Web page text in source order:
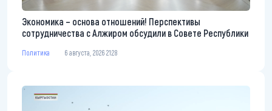
Экономика – основа отношений! Перспективы
сотрудничества с Алжиром обсудили в Совете Республики
Политика 6 августа, 2026 21:28